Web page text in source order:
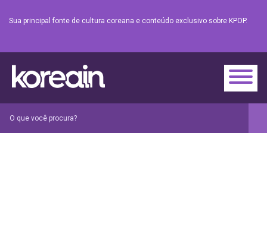
Sua principal fonte de cultura coreana e conteúdo exclusivo sobre KPOP.